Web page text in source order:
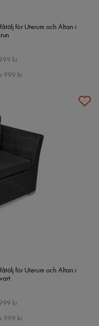
för Uterum och Altan i
kr
999 kr
för Uterum och Altan i
kr
999 kr